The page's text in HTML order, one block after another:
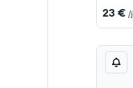
23 € /